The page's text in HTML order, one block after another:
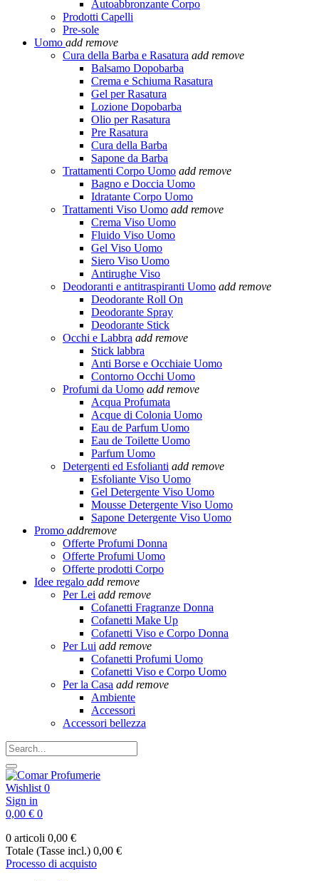
Autoabbronzante Corpo
Prodotti Capelli
Pre-sole
Uomo add remove
Cura della Barba e Rasatura add remove
Balsamo Dopobarba
Crema e Schiuma Rasatura
Gel per Rasatura
Lozione Dopobarba
Olio per Rasatura
Pre Rasatura
Cura della Barba
Sapone da Barba
Trattamenti Corpo Uomo add remove
Bagno e Doccia Uomo
Idratante Corpo Uomo
Trattamenti Viso Uomo add remove
Crema Viso Uomo
Fluido Viso Uomo
Gel Viso Uomo
Siero Viso Uomo
Antirughe Viso
Deodoranti e antitraspiranti Uomo add remove
Deodorante Roll On
Deodorante Spray
Deodorante Stick
Occhi e Labbra add remove
Stick labbra
Anti Borse e Occhiaie Uomo
Contorno Occhi Uomo
Profumi da Uomo add remove
Acqua Profumata
Acque di Colonia Uomo
Eau de Parfum Uomo
Eau de Toilette Uomo
Parfum Uomo
Detergenti ed Esfolianti add remove
Esfoliante Viso Uomo
Gel Detergente Viso Uomo
Mousse Detergente Viso Uomo
Sapone Detergente Viso Uomo
Promo addremove
Offerte Profumi Donna
Offerte Profumi Uomo
Offerte prodotti Corpo
Idee regalo add remove
Per Lei add remove
Cofanetti Fragranze Donna
Cofanetti Make Up
Cofanetti Viso e Corpo Donna
Per Lui add remove
Cofanetti Profumi Uomo
Cofanetti Viso e Corpo Uomo
Per la Casa add remove
Ambiente
Accessori
Accessori bellezza
Wishlist 0
Sign in
0,00 € 0
0 articoli 0,00 €
Totale (Tasse incl.) 0,00 €
Processo di acquisto